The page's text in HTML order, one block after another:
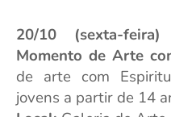
20/10 (sexta-
Momento de Arte
de arte com
jovens a partir de 14